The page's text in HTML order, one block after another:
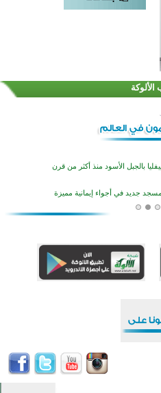
الألوكة
وتلاوة القرآن الكريم في أزناكاييف
القيم وبناء الشخصية للشباب المسلمين
بمشاركة 3000 متسابق
أبوابه بعد سنوات من العمل والعطاء
وتلاوة القرآن الكريم في أزناكاييف